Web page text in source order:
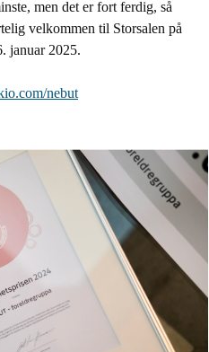
men det er fort ferdig, så
velkommen til Storsalen på
januar 2025.
nebut